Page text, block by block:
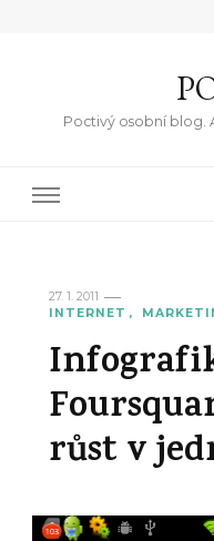
Poctivý osobní blog.
27. 1. 2011
INTERNET
růst v